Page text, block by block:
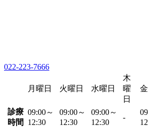
022-223-7666
月曜日 火曜日 水曜日
木
曜
日
診療
時間
09:00～
12:30
09:00～
12:30
09:00～
12:30
-